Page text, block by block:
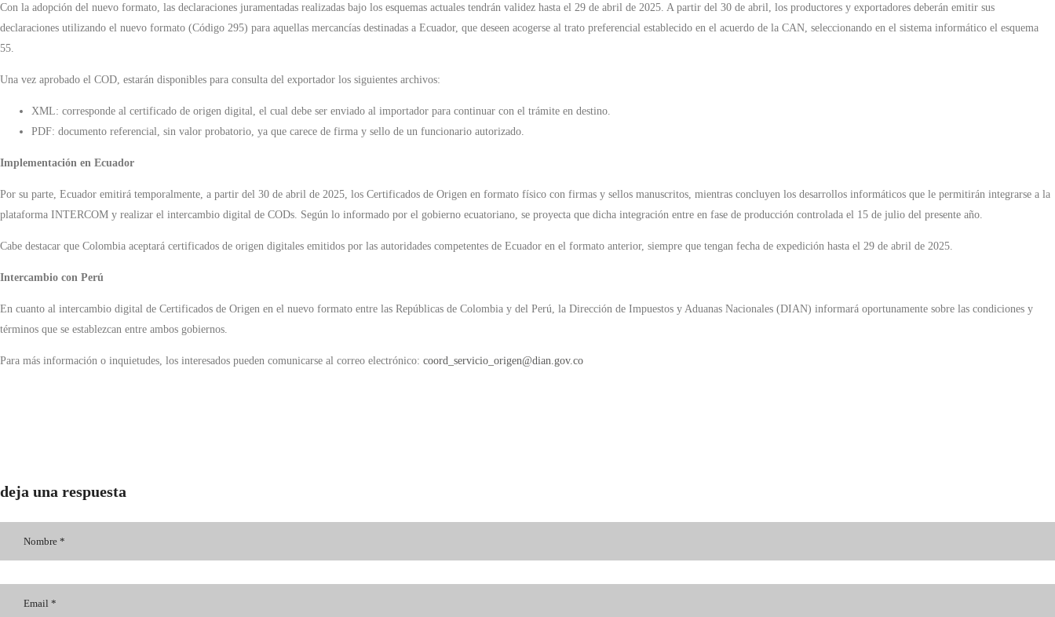
Con la adopción del nuevo formato, las declaraciones juramentadas realizadas bajo los esquemas actuales tendrán validez hasta el 29 de abril de 2025. A partir del 30 de abril, los productores y exportadores deberán emitir sus
declaraciones utilizando el nuevo formato (Código 295) para aquellas mercancías destinadas a Ecuador, que deseen acogerse al trato preferencial establecido en el acuerdo de la CAN, seleccionando en el sistema informático el esquema
55.
Una vez aprobado el COD, estarán disponibles para consulta del exportador los siguientes archivos:
XML: corresponde al certificado de origen digital, el cual debe ser enviado al importador para continuar con el trámite en destino.
PDF: documento referencial, sin valor probatorio, ya que carece de firma y sello de un funcionario autorizado.
Implementación en Ecuador
Por su parte, Ecuador emitirá temporalmente, a partir del 30 de abril de 2025, los Certificados de Origen en formato físico con firmas y sellos manuscritos, mientras concluyen los desarrollos informáticos que le permitirán integrarse a la
plataforma INTERCOM y realizar el intercambio digital de CODs. Según lo informado por el gobierno ecuatoriano, se proyecta que dicha integración entre en fase de producción controlada el 15 de julio del presente año.
Cabe destacar que Colombia aceptará certificados de origen digitales emitidos por las autoridades competentes de Ecuador en el formato anterior, siempre que tengan fecha de expedición hasta el 29 de abril de 2025.
Intercambio con Perú
En cuanto al intercambio digital de Certificados de Origen en el nuevo formato entre las Repúblicas de Colombia y del Perú, la Dirección de Impuestos y Aduanas Nacionales (DIAN) informará oportunamente sobre las condiciones y
términos que se establezcan entre ambos gobiernos.
Para más información o inquietudes, los interesados pueden comunicarse al correo electrónico: coord_servicio_origen@dian.gov.co
deja una respuesta